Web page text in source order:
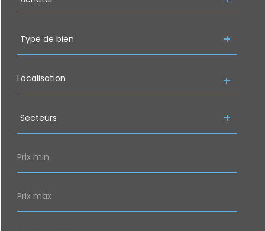
de
bien
Type de bien
Secteurs
min
max